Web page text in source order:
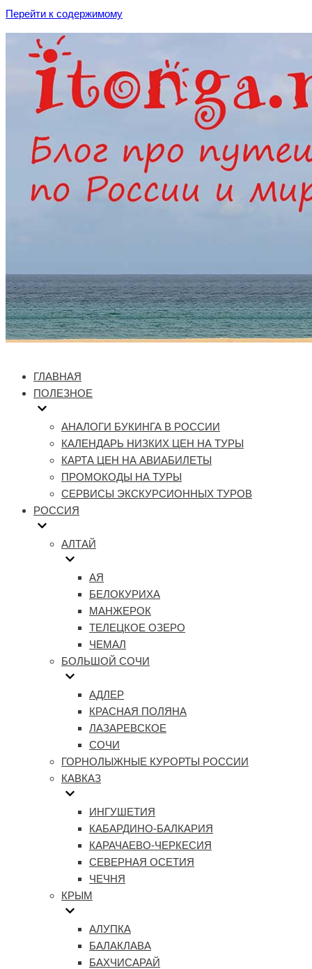
Перейти к содержимому
ГЛАВНАЯ
ПОЛЕЗНОЕ
АНАЛОГИ БУКИНГА В РОССИИ
КАЛЕНДАРЬ НИЗКИХ ЦЕН НА ТУРЫ
КАРТА ЦЕН НА АВИАБИЛЕТЫ
ПРОМОКОДЫ НА ТУРЫ
СЕРВИСЫ ЭКСКУРСИОННЫХ ТУРОВ
РОССИЯ
АЛТАЙ
АЯ
БЕЛОКУРИХА
МАНЖЕРОК
ТЕЛЕЦКОЕ ОЗЕРО
ЧЕМАЛ
БОЛЬШОЙ СОЧИ
АДЛЕР
КРАСНАЯ ПОЛЯНА
ЛАЗАРЕВСКОЕ
СОЧИ
ГОРНОЛЫЖНЫЕ КУРОРТЫ РОССИИ
КАВКАЗ
ИНГУШЕТИЯ
КАБАРДИНО-БАЛКАРИЯ
КАРАЧАЕВО-ЧЕРКЕСИЯ
СЕВЕРНАЯ ОСЕТИЯ
ЧЕЧНЯ
КРЫМ
АЛУПКА
БАЛАКЛАВА
БАХЧИСАРАЙ